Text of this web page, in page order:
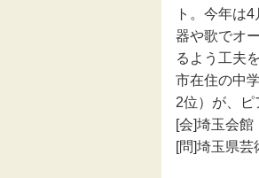
ト。今年は
器や歌でオ
るよう工夫
市在住の中
2位）が、ピ
[会]埼玉会館
[問]埼玉県